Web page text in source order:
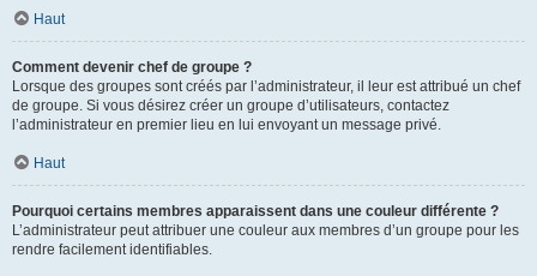
Haut
Comment devenir chef de groupe ?
Lorsque des groupes sont créés par l’administrateur, il leur est attribué un chef
de groupe. Si vous désirez créer un groupe d’utilisateurs, contactez
l’administrateur en premier lieu en lui envoyant un message privé.
Haut
Pourquoi certains membres apparaissent dans une couleur différente ?
L’administrateur peut attribuer une couleur aux membres d’un groupe pour les
rendre facilement identifiables.